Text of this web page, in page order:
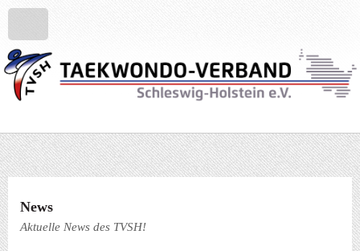
News
Aktuelle News des TVSH!